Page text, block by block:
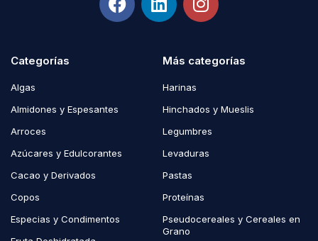
Categorías
Algas
Almidones y Espesantes
Arroces
Azúcares y Edulcorantes
Cacao y Derivados
Copos
Especias y Condimentos
Más categorías
Harinas
Hinchados y Mueslis
Legumbres
Levaduras
Pastas
Proteínas
Pseudocereales y Cereales en
Grano